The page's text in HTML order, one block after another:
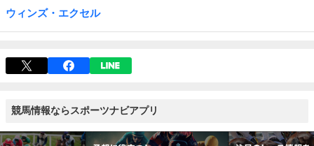
ウィンズ・エクセル
競馬情報ならスポーツナビアプリ